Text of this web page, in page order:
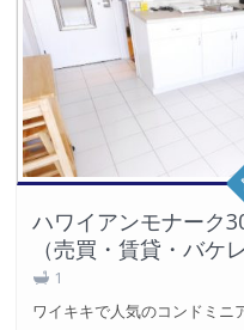
ハワイアンモナーク
（売買・賃貸・バケ
1
ワイキキで人気のコンドミニ